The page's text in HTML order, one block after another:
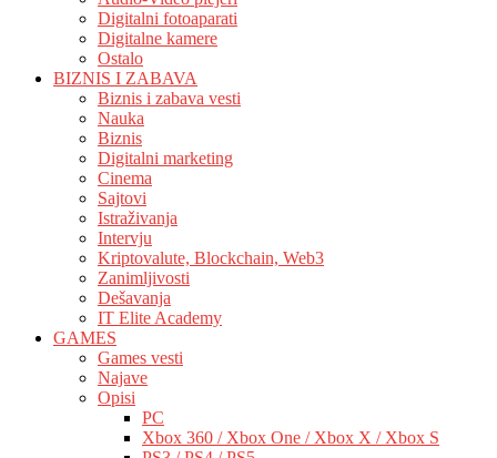
Digitalni fotoaparati
Digitalne kamere
Ostalo
BIZNIS I ZABAVA
Biznis i zabava vesti
Nauka
Biznis
Digitalni marketing
Cinema
Sajtovi
Istraživanja
Intervju
Kriptovalute, Blockchain, Web3
Zanimljivosti
Dešavanja
IT Elite Academy
GAMES
Games vesti
Najave
Opisi
PC
Xbox 360 / Xbox One / Xbox X / Xbox S